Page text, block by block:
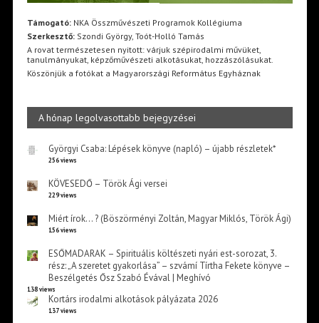
Támogató:NKA Összművészeti Programok Kollégiuma
Szerkesztő:Szondi György, Toót-Holló Tamás
A rovat természetesen nyitott: várjuk szépirodalmi művüket,
tanulmányukat, képzőművészeti alkotásukat, hozzászólásukat.
Köszönjük a fotókat a Magyarországi Református Egyháznak
A hónap legolvasottabb bejegyzései
Györgyi Csaba: Lépések könyve (napló) – újabb részletek*
256 views
KÖVESEDŐ – Török Ági versei
229 views
Miért írok… ? (Böszörményi Zoltán, Magyar Miklós, Török Ági)
156 views
ESŐMADARAK – Spirituális költészeti nyári est-sorozat, 3.
rész: „A szeretet gyakorlása” – szvámí Tírtha Fekete könyve –
Beszélgetés Ősz Szabó Évával | Meghívó
138 views
Kortárs irodalmi alkotások pályázata 2026
137 views